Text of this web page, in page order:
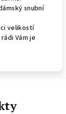
snubní
velikostí
Vám je